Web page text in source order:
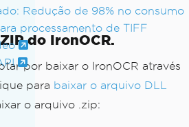
Redução de 98% no consumo
processamento de TIFF
do IronOCR.
por baixar o IronOCR através
para baixar o arquivo DLL
o arquivo .zip: